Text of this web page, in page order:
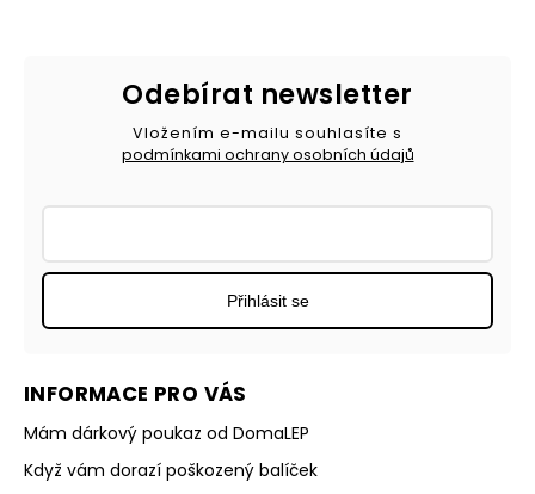
INFORMACE PRO VÁS
Mám dárkový poukaz od DomaLEP
Když vám dorazí poškozený balíček
Odebírat newsletter
Vložením e-mailu souhlasíte s
podmínkami ochrany osobních údajů
Přihlásit se